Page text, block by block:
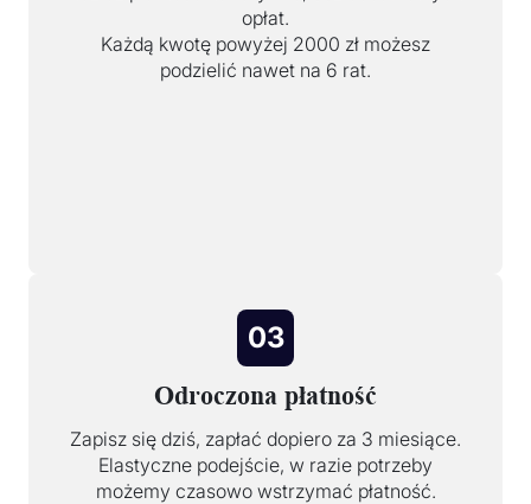
opłat.
Każdą kwotę powyżej 2000 zł możesz
podzielić nawet na 6 rat.
03
Odroczona płatność
Zapisz się dziś, zapłać dopiero za 3 miesiące.
Elastyczne podejście, w razie potrzeby
możemy czasowo wstrzymać płatność.